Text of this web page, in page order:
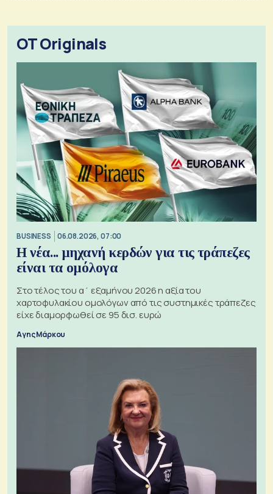
OT Originals
BUSINESS 06.08.2026, 07:00
Η νέα... μηχανή κερδών για τις τράπεζες
είναι τα ομόλογα
Στο τέλος του α΄ εξαμήνου 2026 η αξία του
χαρτοφυλακίου ομολόγων από τις συστημικές τράπεζες
είχε διαμορφωθεί σε 95 δισ. ευρώ
Αγης Μάρκου